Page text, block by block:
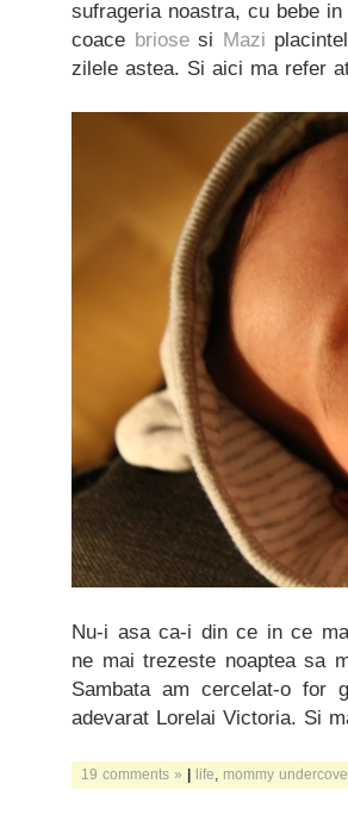
sufrageria noastra, cu bebe
coace briosesi Mazi
zilele astea. Si aici ma refer
Nu-i asa ca-i din ce in ce
ne mai trezeste noaptea sa
Sambata am cercelat-o for
adevarat Lorelai Victoria. Si
19 comments » | life mommy